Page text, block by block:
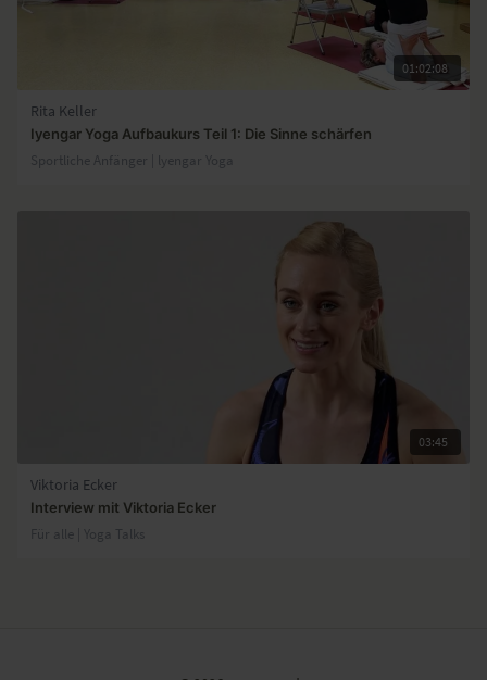
01:02:08
Rita Keller
Iyengar Yoga Aufbaukurs Teil 1: Die Sinne schärfen
Sportliche Anfänger | lyengar Yoga
03:45
Viktoria Ecker
Interview mit Viktoria Ecker
Für alle | Yoga Talks